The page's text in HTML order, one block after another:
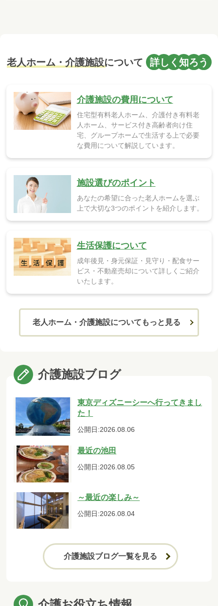
介護施設の費用について
住宅型有料老人ホーム、介護付き有料老
人ホーム、サービス付き高齢者向け住
宅、グループホームで生活する上で必要
な費用について解説しています。
施設選びのポイント
あなたの希望に合った老人ホームを選ぶ
上で大切な3つのポイントを紹介します。
生活保護について
成年後見・身元保証・見守り・配食サー
ビス・不動産売却について詳しくご紹介
いたします。
老人ホーム・介護施設についてもっと見る
介護施設ブログ
東京ディズニーシーへ行ってきまし
た！
公開日:2026.08.06
最近の池田
公開日:2026.08.05
～最近の楽しみ～
公開日:2026.08.04
介護施設ブログ一覧を見る